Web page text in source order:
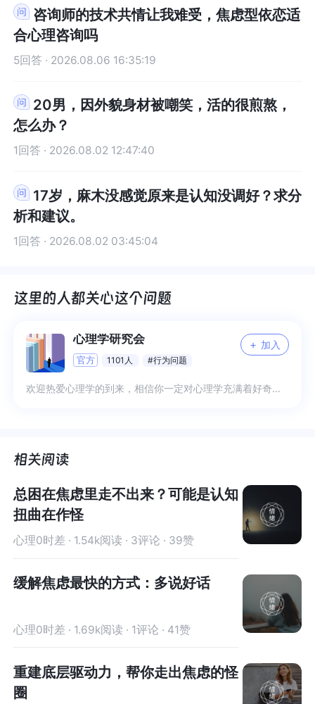
咨询师的技术共情让我难受，焦虑型依恋适
合心理咨询吗
5回答 · 2026.08.06 16:35:19
20男，因外貌身材被嘲笑，活的很煎熬，
怎么办？
1回答 · 2026.08.02 12:47:40
17岁，麻木没感觉原来是认知没调好？求分
析和建议。
1回答 · 2026.08.02 03:45:04
心理学研究会
官方 1101人 #行为问题
+ 加入
欢迎热爱心理学的到来，相信你一定对心理学充满着好奇，一起用专业知识来分享未知吧 1、日常分享专业知识解读 2、日常困扰互帮互助 3、专业交流与答疑 4、更多希望你来补充
总困在焦虑里走不出来？可能是认知
扭曲在作怪
心理0时差 · 1.54k阅读 · 3评论 · 39赞
缓解焦虑最快的方式：多说好话
心理0时差 · 1.69k阅读 · 1评论 · 41赞
重建底层驱动力，帮你走出焦虑的怪
圈